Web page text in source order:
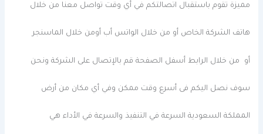
مميزة تقوم باستقبال اتصالتكم في أي وقت تواصل معنا من خلال
هاتف الشركة الخاص أو من خلال الواتس أب أومن خلال الماسنجر
أو من خلال الرابط أسفل الصفحة قم بالإتصال على الشركة ونحن
سوف نصل اليكم فى أسرع وقت ممكن وفي أي مكان من أرض
المملكة السعودية السرعة في التنفيذ والسرعة في الأداء هي